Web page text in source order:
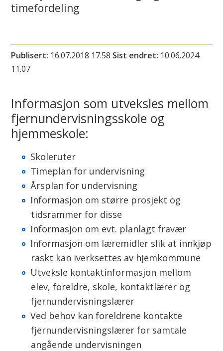
u
s
o
h
a
n
timefordeling
Publisert 16.07.2018 17.58 Sist endret 10.06.2024
11.07
Informasjon som utveksles mellom
fjernundervisningsskole og
hjemmeskole:
Skoleruter
Timeplan for undervisning
Årsplan for undervisning
Informasjon om større prosjekt og
tidsrammer for disse
Informasjon om evt. planlagt fravær
Informasjon om læremidler slik at innkjøp
raskt kan iverksettes av hjemkommune
Utveksle kontaktinformasjon mellom
elev, foreldre, skole, kontaktlærer og
fjernundervisningslærer
Ved behov kan foreldrene kontakte
fjernundervisningslærer for samtale
angående undervisningen